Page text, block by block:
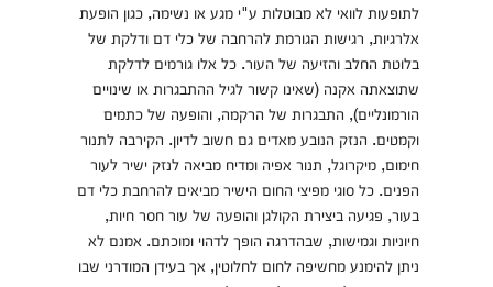
לתופעות לוואי לא מבוטלות ע"י מגע או נשימה, כגון הופעת
אלרגיות, רגישות הגורמת להרחבה של כלי דם ודלקת של
בלוטת החלב והזיעה של העור. כל אלו גורמים לדלקת
שתוצאתה אקנה (שאינו קשור לגיל ההתבגרות או שינויים
הורמונליים), התבגרות של הרקמה, והופעה של כתמים
וקמטים. הנזק הנובע מאדים גם חשוב לדיון. הקירבה לתנור
חימום, מיקרוגל, תנור אפיה ומדיח מביאה לנזק ישיר לעור
הפנים. כל סוגי מפיצי החום הישיר מביאים להרחבת כלי דם
בעור, פגיעה ביצירת הקולגן והופעה של עור חסר חיות,
חיוניות וגמישות, שבהדרגה הופך לדהוי ומוכתם. אמנם לא
ניתן להימנע מחשיפה לחום לחלוטין, אך בעידן המודרני שבו